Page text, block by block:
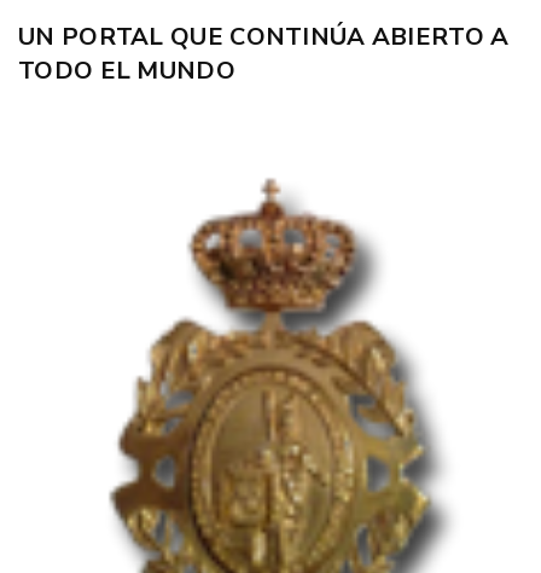
UN PORTAL QUE CONTINÚA ABIERTO A
TODO EL MUNDO